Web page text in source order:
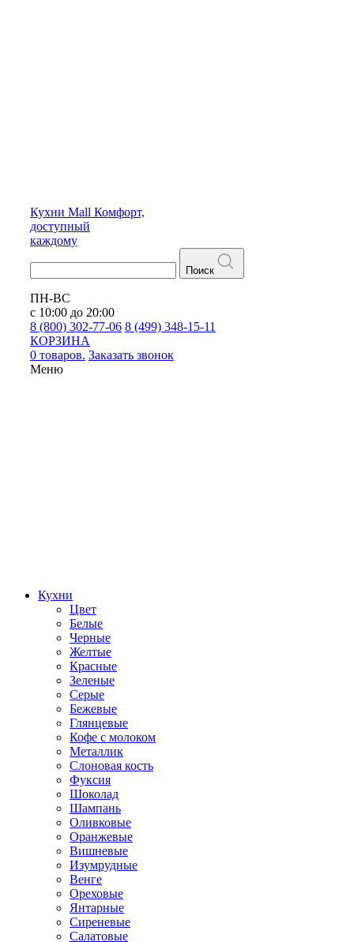
Кухни Mall Комфорт,
доступный
каждому
Поиск
ПН-ВС
с 10:00 до 20:00
8 (800) 302-77-06 8 (499) 348-15-11
КОРЗИНА
0 товаров. Заказать звонок
Меню
Кухни
Цвет
Белые
Черные
Желтые
Красные
Зеленые
Серые
Бежевые
Глянцевые
Кофе с молоком
Металлик
Слоновая кость
Фуксия
Шоколад
Шампань
Оливковые
Оранжевые
Вишневые
Изумрудные
Венге
Ореховые
Янтарные
Сиреневые
Салатовые